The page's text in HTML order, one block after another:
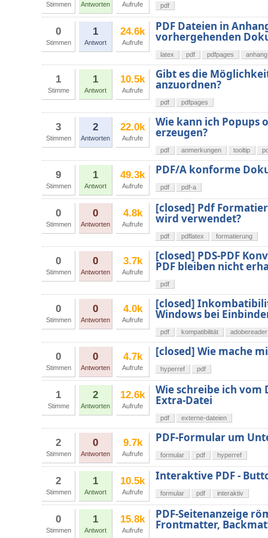
Stimmen Antworten Aufrufe pdf
0
Stimmen
1
Antwort
24.6k
Aufrufe
PDF Dateien in
vorhergehenden
latex pdf pdfpages anhang
1
Stimme
1
Antwort
10.5k
Aufrufe
Gibt es die
anzuordnen?
pdf pdfpages
3
Stimmen
2
Antworten
22.0k
Aufrufe
Wie kann ich Popups
erzeugen?
pdf anmerkungen tooltip
9
Stimmen
1
Antwort
49.3k
Aufrufe
PDF/A konforme
pdf pdf-a
0
Stimmen
0
Antworten
4.8k
Aufrufe
[closed] Pdf
wird verwendet?
pdf pdflatex formatierung
0
Stimmen
0
Antworten
3.7k
Aufrufe
[closed] PDS-PDF
PDF bleiben nicht
pdf
0
Stimmen
0
Antworten
4.0k
Aufrufe
[closed]
Windows bei
pdf kompatibilität adobereader
0
Stimmen
0
Antworten
4.7k
Aufrufe
[closed] Wie mache
hyperref pdf
1
Stimme
2
Antworten
12.6k
Aufrufe
Wie schreibe ich vom
Extra-Datei
pdf externe-dateien
2
Stimmen
0
Antworten
9.7k
Aufrufe
PDF-Formular um
formular pdf hyperref
2
Stimmen
1
Antwort
10.5k
Aufrufe
Interaktive PDF -
formular pdf interaktiv
0
Stimmen
1
Antwort
15.8k
Aufrufe
PDF-Seitenanzeige
Frontmatter,